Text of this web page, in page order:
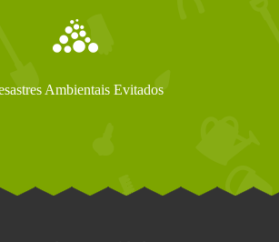
Ambientais Evitados